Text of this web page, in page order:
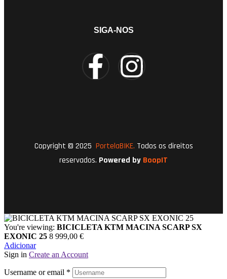
SIGA-NOS
Copyright © 2025 PortelaBIKE. Todos os direitos
reservados. Powered by BoopIT
You're viewing: BICICLETA KTM MACINA SCARP SX
EXONIC 25 8 999,00 €
Adicionar
Sign in Create an Account
Username or email *